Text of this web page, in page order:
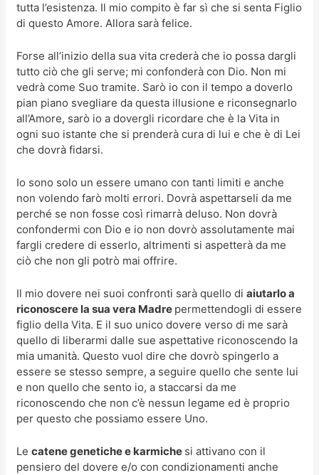
tutta l’esistenza. Il mio compito è far sì che si senta Figlio
di questo Amore. Allora sarà felice.
Forse all’inizio della sua vita crederà che io possa dargli
tutto ciò che gli serve; mi confonderà con Dio. Non mi
vedrà come Suo tramite. Sarò io con il tempo a doverlo
pian piano svegliare da questa illusione e riconsegnarlo
all’Amore, sarò io a dovergli ricordare che è la Vita in
ogni suo istante che si prenderà cura di lui e che è di Lei
che dovrà fidarsi.
Io sono solo un essere umano con tanti limiti e anche
non volendo farò molti errori. Dovrà aspettarseli da me
perché se non fosse così rimarrà deluso. Non dovrà
confondermi con Dio e io non dovrò assolutamente mai
fargli credere di esserlo, altrimenti si aspetterà da me
ciò che non gli potrò mai offrire.
Il mio dovere nei suoi confronti sarà quello diaiutarlo a
riconoscere la sua vera Madre permettendogli di essere
figlio della Vita. E il suo unico dovere verso di me sarà
quello di liberarmi dalle sue aspettative riconoscendo la
mia umanità. Questo vuol dire che dovrò spingerlo a
essere se stesso sempre, a seguire quello che sente lui
e non quello che sento io, a staccarsi da me
riconoscendo che non c’è nessun legame ed è proprio
per questo che possiamo essere Uno.
Lecatene genetiche e karmiche si attivano con il
pensiero del dovere e/o con condizionamenti anche